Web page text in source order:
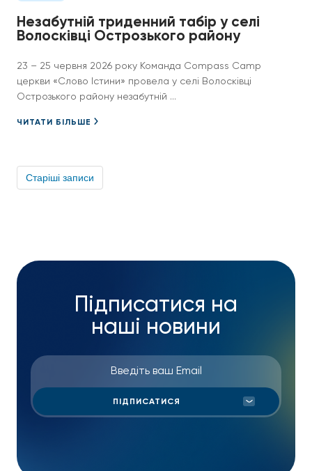
Незабутній триденний табір у селі
Волосківці Острозького району
23 – 25 червня 2026 року Команда Compass Camp
церкви «Слово Істини» провела у селі Волосківці
Острозького району незабутній ...
ЧИТАТИ БІЛЬШЕ
за
Старіші записи
Підписатися на
наші новини